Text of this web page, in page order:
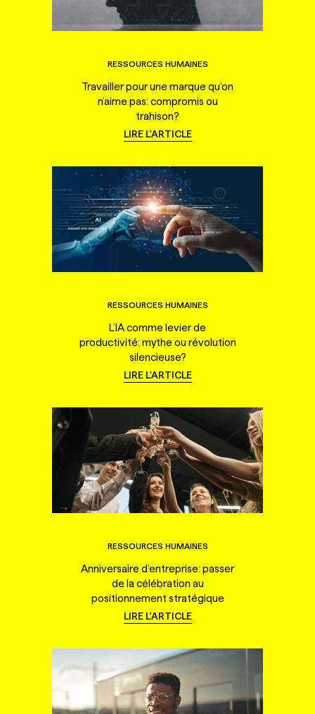
RESSOURCES HUMAINES
Travailler pour une marque qu’on
n’aime pas: compromis ou
trahison?
LIRE L'ARTICLE
RESSOURCES HUMAINES
L’IA comme levier de
productivité: mythe ou révolution
silencieuse?
LIRE L'ARTICLE
RESSOURCES HUMAINES
Anniversaire d’entreprise: passer
de la célébration au
positionnement stratégique
LIRE L'ARTICLE